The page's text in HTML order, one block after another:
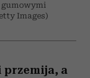
gumowymi
Images)
a